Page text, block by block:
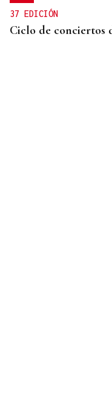
37 EDICIÓN
Ciclo de conciertos